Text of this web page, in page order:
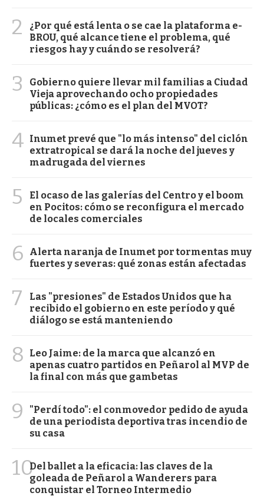
2
¿Por qué está lenta o se cae la plataforma e-
BROU, qué alcance tiene el problema, qué
riesgos hay y cuándo se resolverá?
3
Gobierno quiere llevar mil familias a Ciudad
Vieja aprovechando ocho propiedades
públicas: ¿cómo es el plan del MVOT?
4 Inumet prevé que "lo más intenso" del ciclón
extratropical se dará la noche del jueves y
madrugada del viernes
5
El ocaso de las galerías del Centro y el boom
en Pocitos: cómo se reconfigura el mercado
de locales comerciales
6
Alerta naranja de Inumet por tormentas muy
fuertes y severas: qué zonas están afectadas
7
Las "presiones" de Estados Unidos que ha
recibido el gobierno en este período y qué
diálogo se está manteniendo
8
Leo Jaime: de la marca que alcanzó en
apenas cuatro partidos en Peñarol al MVP de
la final con más que gambetas
9
"Perdí todo": el conmovedor pedido de ayuda
de una periodista deportiva tras incendio de
su casa
10Del ballet a la eficacia: las claves de la
goleada de Peñarol a Wanderers para
conquistar el Torneo Intermedio